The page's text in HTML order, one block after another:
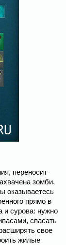
переносит
зомби,
оказываетесь
прямо в
и сурова: нужно
спасать
свое
жилые